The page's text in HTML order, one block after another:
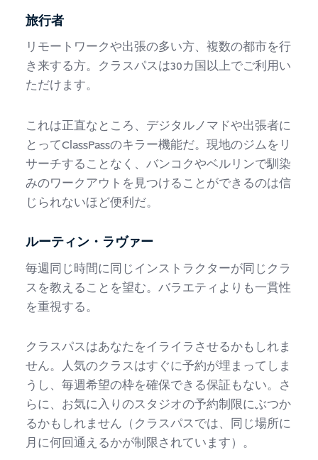
旅行者
リモートワークや出張の多い方、複数の都市を行
き来する方。クラスパスは30カ国以上でご利用い
ただけます。
これは正直なところ、デジタルノマドや出張者に
とってClassPassのキラー機能だ。現地のジムをリ
サーチすることなく、バンコクやベルリンで馴染
みのワークアウトを見つけることができるのは信
じられないほど便利だ。
ルーティン・ラヴァー
毎週同じ時間に同じインストラクターが同じクラ
スを教えることを望む。バラエティよりも一貫性
を重視する。
クラスパスはあなたをイライラさせるかもしれま
せん。人気のクラスはすぐに予約が埋まってしま
うし、毎週希望の枠を確保できる保証もない。さ
らに、お気に入りのスタジオの予約制限にぶつか
るかもしれません（クラスパスでは、同じ場所に
月に何回通えるかが制限されています）。